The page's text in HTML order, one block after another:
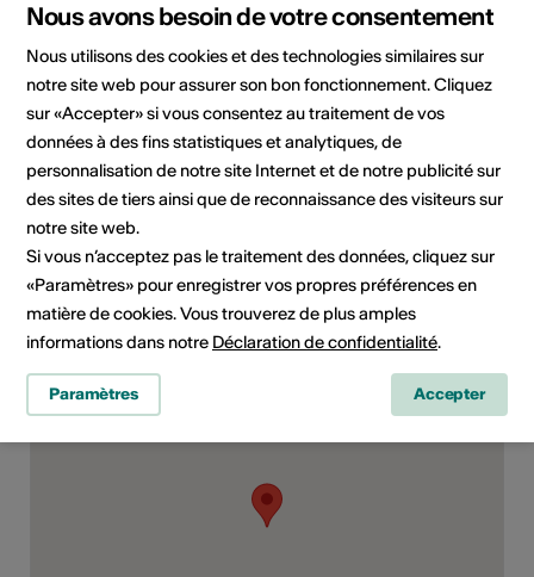
Kulturverein Grächen
Grächen
3925 Grächen
Téléphone +41794315882
E-Mail
Site Internet
Domaine
Concert
Nous avons besoin de votre consentement
Nous utilisons des cookies et des technologies similaires sur
notre site web pour assurer son bon fonctionnement. Cliquez
sur «Accepter» si vous consentez au traitement de vos
données à des fins statistiques et analytiques, de
personnalisation de notre site Internet et de notre publicité sur
des sites de tiers ainsi que de reconnaissance des visiteurs sur
notre site web.
Si vous n’acceptez pas le traitement des données, cliquez sur
«Paramètres» pour enregistrer vos propres préférences en
matière de cookies. Vous trouverez de plus amples
informations dans notre Déclaration de confidentialité.
Paramètres Accepter